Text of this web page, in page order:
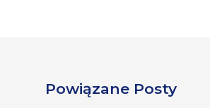
Powiązane Posty